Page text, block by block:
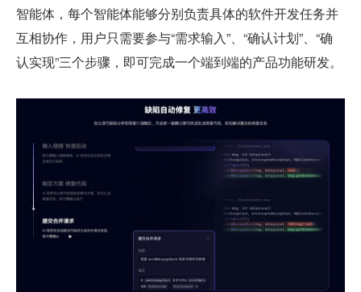
智能体，每个智能体能够分别负责具体的软件开发任务并
互相协作，用户只需要参与“需求输入”、“确认计划”、“确
认实现”三个步骤，即可完成一个端到端的产品功能研发。